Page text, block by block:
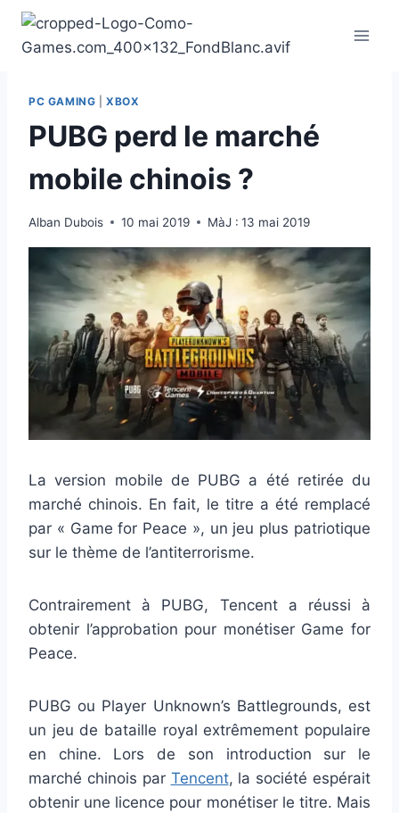
Aller
contenu
PC GAMING |XBOX
PUBG perd le marché
mobile chinois ?
Alban Dubois 10 mai 2019 MàJ : 13 mai 2019
La version mobile de PUBG a été retirée du
marché chinois. En fait, le titre a été remplacé
par « Game for Peace », un jeu plus patriotique
sur le thème de l’antiterrorisme.
Contrairement à PUBG, Tencent a réussi à
obtenir l’approbation pour monétiser Game for
Peace.
PUBG ou Player Unknown’s Battlegrounds, est
un jeu de bataille royal extrêmement populaire
en chine. Lors de son introduction sur le
marché chinois par Tencent, la société espérait
obtenir une licence pour monétiser le titre. Mais